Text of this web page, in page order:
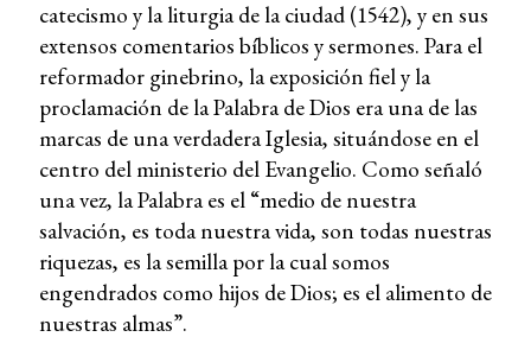
catecismo y la liturgia de la ciudad (1542), y en sus
extensos comentarios bíblicos y sermones. Para el
reformador ginebrino, la exposición fiel y la
proclamación de la Palabra de Dios era una de las
marcas de una verdadera Iglesia, situándose en el
centro del ministerio del Evangelio. Como señaló
una vez, la Palabra es el “medio de nuestra
salvación, es toda nuestra vida, son todas nuestras
riquezas, es la semilla por la cual somos
engendrados como hijos de Dios; es el alimento de
nuestras almas”.